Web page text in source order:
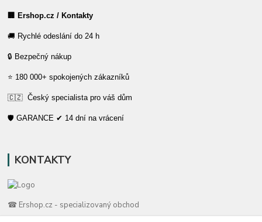
🏢 Ershop.cz / Kontakty
🚚 Rychlé odeslání do 24 h
🔒 Bezpečný nákup
⭐ 180 000+ spokojených zákazníků
🇨🇿 Český specialista pro váš dům
🛡️ GARANCE ✔ 14 dní na vrácení
KONTAKTY
☎ Ershop.cz - specializovaný obchod